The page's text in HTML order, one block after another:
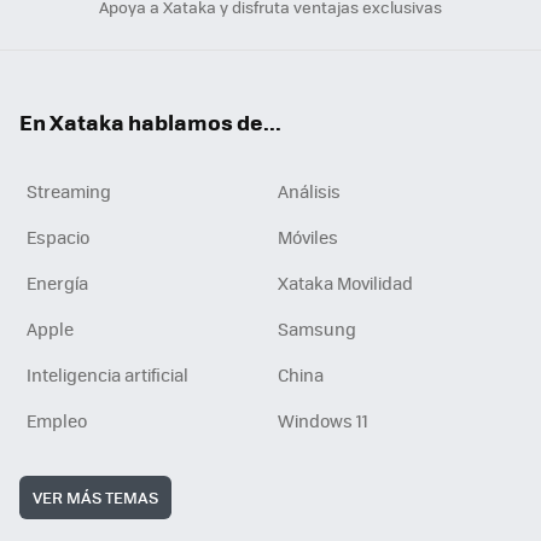
Apoya a Xataka y disfruta ventajas exclusivas
En Xataka hablamos de...
Streaming
Análisis
Espacio
Móviles
Energía
Xataka Movilidad
Apple
Samsung
Inteligencia artificial
China
Empleo
Windows 11
VER MÁS TEMAS